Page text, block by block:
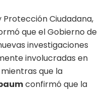
Protección Ciudadana,
que el Gobierno de
investigaciones
involucradas en
mientras que la
confirmó que la